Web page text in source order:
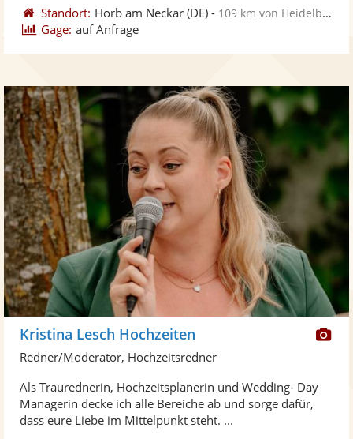
Standort: Horb am Neckar (DE) - 109 km von Heidelberg
Gage: auf Anfrage
Kristina Lesch Hochzeiten
Redner/Moderator, Hochzeitsredner
Als Traurednerin, Hochzeitsplanerin und Wedding- Day
Managerin decke ich alle Bereiche ab und sorge dafür,
dass eure Liebe im Mittelpunkt steht. ...